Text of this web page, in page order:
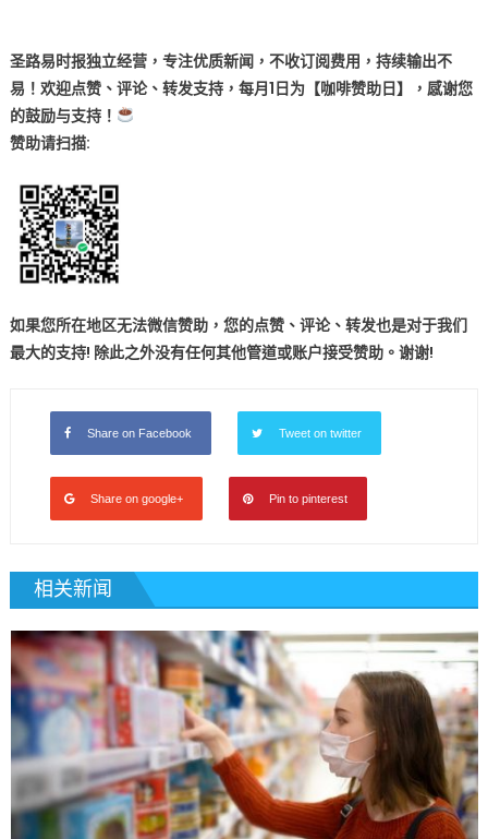
圣路易时报独立经营，专注优质新闻，不收订阅费用，持续输出不
易！欢迎点赞、评论、转发支持，每月1日为【咖啡赞助日】，感谢您
的鼓励与支持！
赞助请扫描:
如果您所在地区无法微信赞助，您的点赞、评论、转发也是对于我们
最大的支持! 除此之外没有任何其他管道或账户接受赞助。谢谢!
Share on Facebook Tweet on twitter
Share on google+ Pin to pinterest
相关新闻